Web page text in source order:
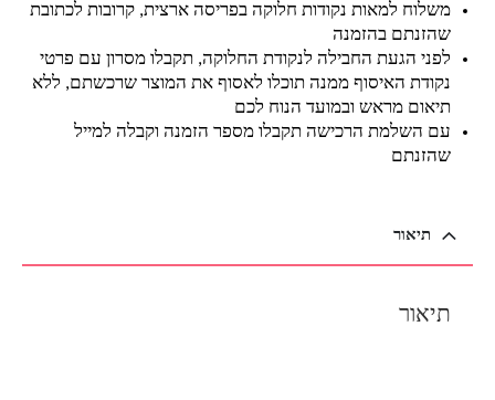
משלוח למאות נקודות חלוקה בפריסה ארצית, קרובות לכתובת
שהזנתם בהזמנה
לפני הגעת החבילה לנקודת החלוקה, תקבלו מסרון עם פרטי
נקודת האיסוף ממנה תוכלו לאסוף את המוצר שרכשתם, ללא
תיאום מראש ובמועד הנוח לכם
עם השלמת הרכישה תקבלו מספר הזמנה וקבלה למייל
שהזנתם
תיאור
תיאור